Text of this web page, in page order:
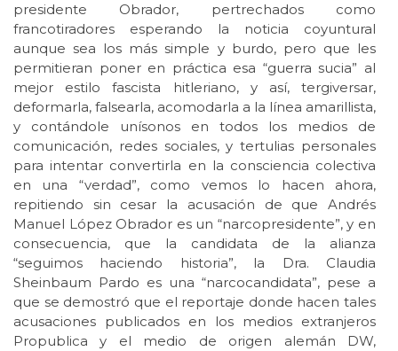
presidente Obrador, pertrechados como
francotiradores esperando la noticia coyuntural
aunque sea los más simple y burdo, pero que les
permitieran poner en práctica esa “guerra sucia” al
mejor estilo fascista hitleriano, y así, tergiversar,
deformarla, falsearla, acomodarla a la línea amarillista,
y contándole unísonos en todos los medios de
comunicación, redes sociales, y tertulias personales
para intentar convertirla en la consciencia colectiva
en una “verdad”, como vemos lo hacen ahora,
repitiendo sin cesar la acusación de que Andrés
Manuel López Obrador es un “narcopresidente”, y en
consecuencia, que la candidata de la alianza
“seguimos haciendo historia”, la Dra. Claudia
Sheinbaum Pardo es una “narcocandidata”, pese a
que se demostró que el reportaje donde hacen tales
acusaciones publicados en los medios extranjeros
Propublica y el medio de origen alemán DW,